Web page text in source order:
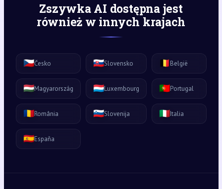
Zszywka AI dostępna jest
również w innych krajach
🇨🇿Česko 🇸🇰Slovensko 🇧🇪België
🇭🇺Magyarország 🇱🇺Luxembourg 🇵🇹Portugal
🇷🇴România 🇸🇮Slovenija 🇮🇹Italia
🇪🇸España